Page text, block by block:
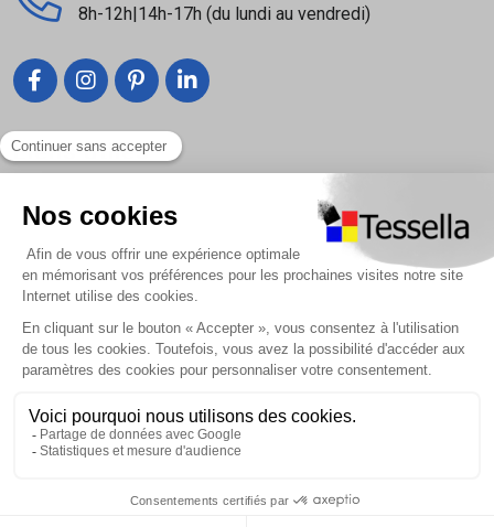
Design / (anciennement « Kerapoxy Design »)
(adhésif) + joint (jointoiement)
Domaine d’application: Sol & mur, intérieur &
extérieur — carrelage, mosaïque, pierre, verre,
etc.
Largeur de joint admise: De 1 mm jusqu’à
15 mm
Conditionnement: Kit 3 kg
Mélange / dosage: Rapport composant A :
composant B = 9 : 1
Temps d’utilisation après gâchage: Environ
45 min après mélange
Ouverture au passage piétonnier: ≈ 24 h après
pose (sol / mur)
soumis à l’eau): ≈ 4 jours — 10 jours dans le
Liens utiles
Nous contacter
À propos
Paiement sécurisé
Livraison | Retour client
Nos tutos
Connexion / Inscription
8h-12h|14h-17h (du lundi au vendredi)
2018 - 2026 © Tessella, Tous droits réservés